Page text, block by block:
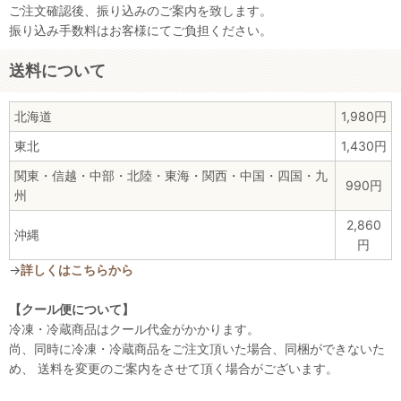
ご注文確認後、振り込みのご案内を致します。
振り込み手数料はお客様にてご負担ください。
送料について
北海道
1,980円
東北
1,430円
関東・信越・中部・北陸・東海・関西・中国・四国・九
州
990円
沖縄
2,860
円
→詳しくはこちらから
【クール便について】
冷凍・冷蔵商品はクール代金がかかります。
尚、同時に冷凍・冷蔵商品をご注文頂いた場合、同梱ができないた
め、 送料を変更のご案内をさせて頂く場合がございます。